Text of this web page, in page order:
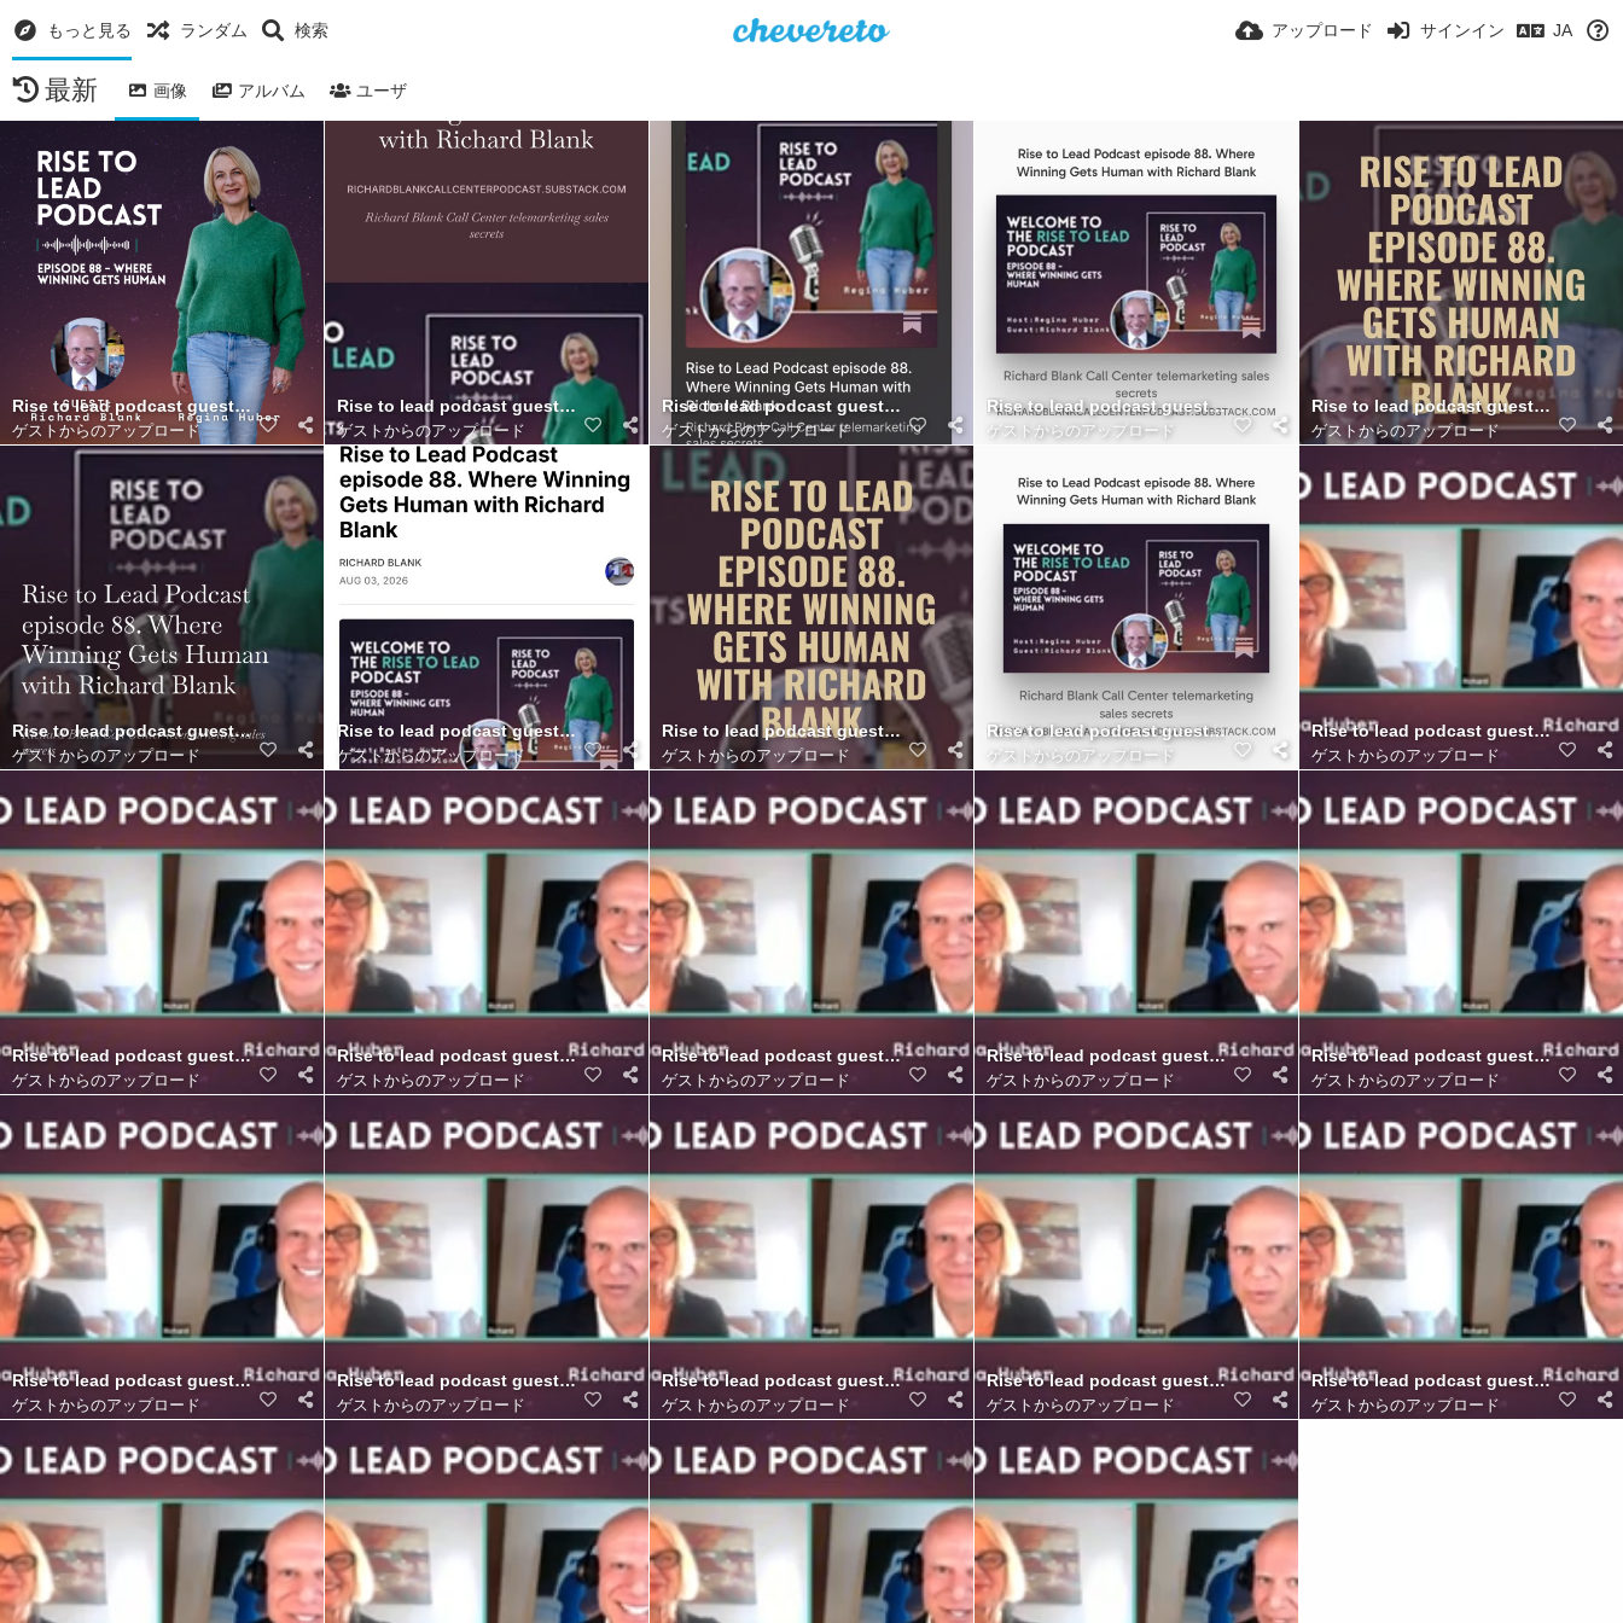
もっと見る ランダム 検索 アップロード サインイン JA
最新 画像 アルバム ユーザ
Rise to lead podcast guest Richard Blank Costa Ricas Call Center
ゲストからのアップロード
Rise to lead podcast guest Richard Blank Costa Ricas Call Center..
ゲストからのアップロード
Rise to lead podcast guest Richard Blank Costa Ricas Call Center.. (11)
ゲストからのアップロード
Rise to lead podcast guest Richard Blank Costa Ricas Call Center.. (10)
ゲストからのアップロード
Rise to lead podcast guest Richard
ゲストからのアップロード
Rise to lead podcast guest Richard Blank Costa Ricas Call Center.. (7)
ゲストからのアップロード
Rise to lead podcast guest Richard Blank Costa Ricas Call Center.. (6)
ゲストからのアップロード
Rise to lead podcast guest Richard Blank Costa Ricas Call Center.. (2)
ゲストからのアップロード
Rise to lead podcast guest Richard Blank Costa Ricas Call Center.. (5)
ゲストからのアップロード
Rise to lead podcast guest Richard
ゲストからのアップロード
Rise to lead podcast guest Richard Blank Costa Ricas Call Center. (21)
ゲストからのアップロード
Rise to lead podcast guest Richard Blank Costa Ricas Call Center. (20)
ゲストからのアップロード
Rise to lead podcast guest Richard Blank Costa Ricas Call Center. (19)
ゲストからのアップロード
Rise to lead podcast guest Richard Blank Costa Ricas Call Center. (18)
ゲストからのアップロード
Rise to lead podcast guest Richard
ゲストからのアップロード
Rise to lead podcast guest Richard Blank Costa Ricas Call Center. (16)
ゲストからのアップロード
Rise to lead podcast guest Richard Blank Costa Ricas Call Center. (15)
ゲストからのアップロード
Rise to lead podcast guest Richard Blank Costa Ricas Call Center. (14)
ゲストからのアップロード
Rise to lead podcast guest Richard Blank Costa Ricas Call Center. (13)
ゲストからのアップロード
Rise to lead podcast guest Richard
ゲストからのアップロード